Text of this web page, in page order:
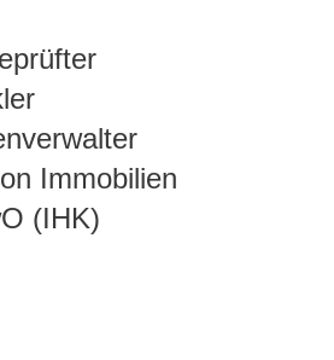
Immobilien
(IHK)